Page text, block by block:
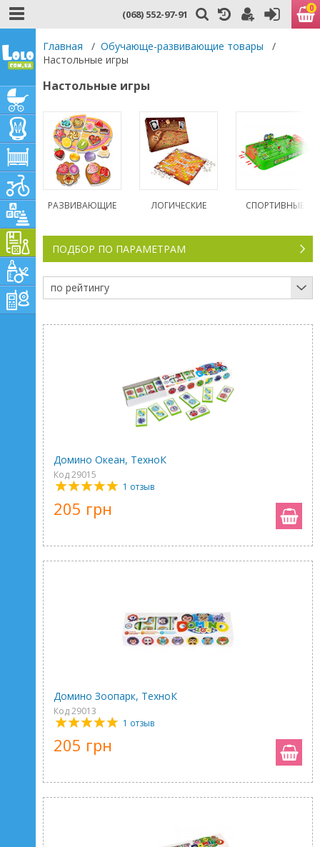
(068) 552-97-91 0
Главная / Обучающе-развивающие товары
/
Настольные игры
Настольные игры
РАЗВИВАЮЩИЕ ЛОГИЧЕСКИЕ СПОРТИВНЫЕ
ПОДБОР ПО ПАРАМЕТРАМ
по рейтингу
Домино Океан, ТехноК
Код 29015
1 отзыв
205 грн
Домино Зоопарк, ТехноК
Код 29013
1 отзыв
205 грн